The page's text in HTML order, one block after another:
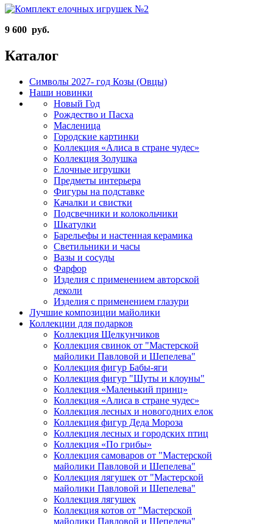
9 600 руб.
Каталог
Символы 2027- год Козы (Овцы)
Наши новинки
Новый Год
Рождество и Пасха
Масленица
Городские картинки
Коллекция «Алиса в стране чудес»
Коллекция Золушка
Елочные игрушки
Предметы интерьера
Фигуры на подставке
Качалки и свистки
Подсвечники и колокольчики
Шкатулки
Барельефы и настенная керамика
Светильники и часы
Вазы и сосуды
Фарфор
Изделия с применением авторской
деколи
Изделия с применением глазури
Лучшие композиции майолики
Коллекции для подарков
Коллекция Щелкунчиков
Коллекция свинок от "Мастерской
майолики Павловой и Шепелева"
Коллекция фигур Бабы-яги
Коллекция фигур "Шуты и клоуны"
Коллекция «Маленький принц»
Коллекция «Алиса в стране чудес»
Коллекция лесных и новогодних елок
Коллекция фигур Деда Мороза
Коллекция лесных и городских птиц
Коллекция «По грибы»
Коллекция самоваров от "Мастерской
майолики Павловой и Шепелева"
Коллекция лягушек от "Мастерской
майолики Павловой и Шепелева"
Коллекция лягушек
Коллекция котов от "Мастерской
майолики Павловой и Шепелева"